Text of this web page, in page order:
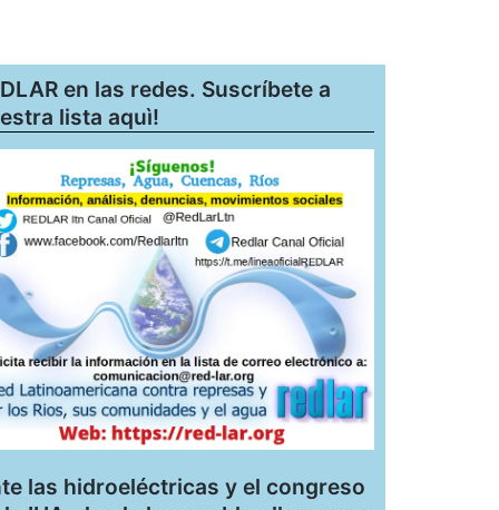
en las redes. Suscríbete a
lista aquì!
las hidroeléctricas y el congreso